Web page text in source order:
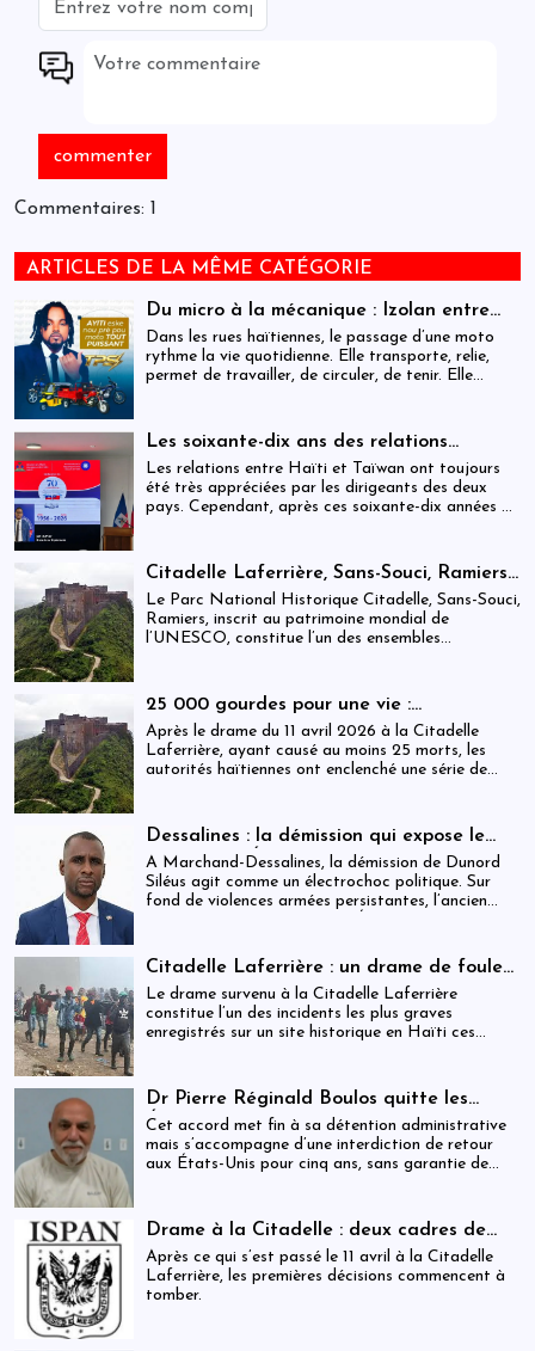
Commentaires: 1
ARTICLES DE LA MÊME CATÉGORIE
Du micro à la mécanique : Izolan entre
dans l’univers des motocyclettes en Haïti
Dans les rues haïtiennes, le passage d’une moto
rythme la vie quotidienne. Elle transporte, relie,
permet de travailler, de circuler, de tenir. Elle
personnes.
Les soixante-dix ans des relations
haïtiano-taïwanaises : entre dépendance
et ambiguïtés stratégiques
Les relations entre Haïti et Taïwan ont toujours
été très appréciées par les dirigeants des deux
pays. Cependant, après ces soixante-dix années de
objectifs de développement durable sur lesquels
Haïti devrait se fixer.
Citadelle Laferrière, Sans-Souci, Ramiers :
gouvernance absente d’un patrimoine
mondial sous pression structurelle
Le Parc National Historique Citadelle, Sans-Souci,
Ramiers, inscrit au patrimoine mondial de
l’UNESCO, constitue l’un des ensembles
déploie une réalité institutionnelle fragilisée par
l’absence prolongée de gouvernance effective.
25 000 gourdes pour une vie :
arrestations, révocations et démission
après le drame de la Citadelle
Après le drame du 11 avril 2026 à la Citadelle
Laferrière, ayant causé au moins 25 morts, les
autorités haïtiennes ont enclenché une série de
USD) par victime est maintenue, ravivant les
critiques sur la gestion des catastrophes publiques.
Dessalines : la démission qui expose le
silence de l’État
À Marchand-Dessalines, la démission de Dunord
Siléus agit comme un électrochoc politique. Sur
fond de violences armées persistantes, l’ancien
désormais les capacités locales.
Citadelle Laferrière : un drame de foule
ayant fait plus de 25 morts, enquête en
cours et zones d’ombre persistantes
Le drame survenu à la Citadelle Laferrière
constitue l’un des incidents les plus graves
enregistrés sur un site historique en Haïti ces
Dr Pierre Réginald Boulos quitte les
États-Unis pour la Colombie après un
accord migratoire
Cet accord met fin à sa détention administrative
mais s’accompagne d’une interdiction de retour
aux États-Unis pour cinq ans, sans garantie de
Drame à la Citadelle : deux cadres de
l’ISPAN et du MCC remerciés
Après ce qui s’est passé le 11 avril à la Citadelle
Laferrière, les premières décisions commencent à
tomber.